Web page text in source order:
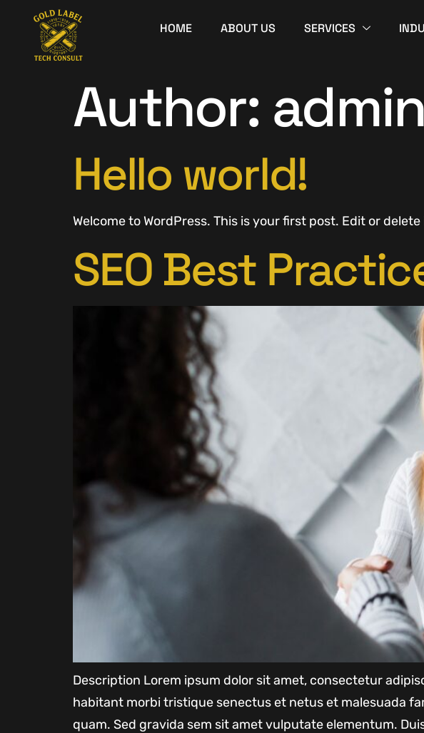
HOME ABOUT US SERVICES
Author: admin
Hello world!
Welcome to WordPress. This is your first post. Edit or
SEO Best
Description Lorem ipsum dolor sit amet, consectetur
habitant morbi tristique senectus et netus et malesuada
quam. Sed gravida sem sit amet vulputate elementum.